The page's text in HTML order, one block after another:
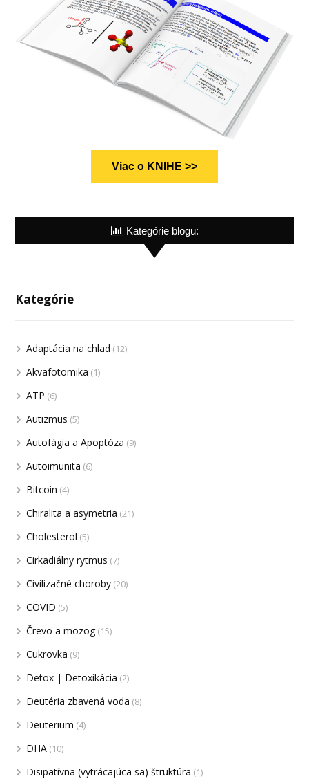
Viac o KNIHE >>
Kategórie blogu:
Kategórie
Adaptácia na chlad (12)
Akvafotomika (1)
ATP (6)
Autizmus (5)
Autofágia a Apoptóza (9)
Autoimunita (6)
Bitcoin (4)
Chiralita a asymetria (21)
Cholesterol (5)
Cirkadiálny rytmus (7)
Civilizačné choroby (20)
COVID (5)
Črevo a mozog (15)
Cukrovka (9)
Detox | Detoxikácia (2)
Deutéria zbavená voda (8)
Deuterium (4)
DHA (10)
Disipatívna (vytrácajúca sa) štruktúra (1)